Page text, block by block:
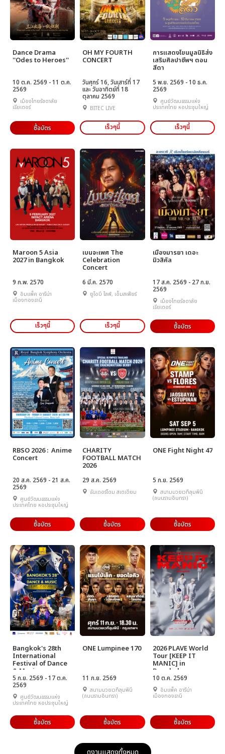
Dance Drama
''Odes to Heroes''
10 ต.ค. 2569 - 11 ต.ค.
2569
เมืองไทยรัชดาลัย
เธียเตอร์
ซื้อบัตร
OH MY FOURTH
CONCERT
วันศุกร์ 16, วันเสาร์ที่ 17
และ วันอาทิตย์ที่ 18
ตุลาคม 2569
BITEC LIVE
เร็วๆนี้
การแสดงโขนมูลนิธิส่ง
เสริมศิลปาชีพฯ ตอน
สีดา
5 พ.ย. 2569 - 10 ธ.ค.
2569
ศูนย์วัฒนธรรมแห่ง
ประเทศไทย หอประชุมใหญ่
เร็วๆนี้
Maroon 5 Asia
2027 in Bangkok
9 ก.พ. 2570
อิมแพ็ค อารีน่า
เมืองทองธานี
เร็วๆนี้
เบนจะเพศ The
Celebration
Concert
6 มี.ค. 2570
ยูโอบี ไลฟ์, เอ็มสเฟียร์
เร็วๆนี้
เมืองมารยา เดอะ
มิวสิคัล
17 ส.ค. 2569 - 27 ก.ย.
2569
เมืองไทยรัชดาลัย
เธียเตอร์
ซื้อบัตร
RBSO 2026 : Anime
Concert
20 ส.ค. 2569 - 21 ส.ค.
2569
ศูนย์วัฒนธรรมแห่ง
ประเทศไทย หอประชุมใหญ่
ซื้อบัตร
CHARITY
FOOTBALL MATCH
2026
29 ส.ค. 2569
ธันเดอร์โดม สเตเดียม
ซื้อบัตร
ONE Fight Night 47
5 ก.ย. 2569
สนามมวยเวทีลุมพินี
(ถนนรามอินทรา)
ซื้อบัตร
Bangkok's 28th
International
Festival of Dance
& Music
5 ก.ย. 2569 - 17 ต.ค.
2569
ศูนย์วัฒนธรรมแห่ง
ประเทศไทย หอประชุมใหญ่
ซื้อบัตร
ONE Lumpinee 170
11 ก.ย. 2569
สนามมวยเวทีลุมพินี
(ถนนรามอินทรา)
ซื้อบัตร
2026 PLAVE World
Tour [KEEP IT
MANIC] in
Bangkok
10 ต.ค. 2569
อิมแพ็ค อารีน่า
เมืองทองธานี
ซื้อบัตร